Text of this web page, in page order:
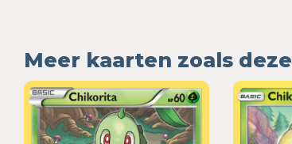
Meer kaarten zoals deze